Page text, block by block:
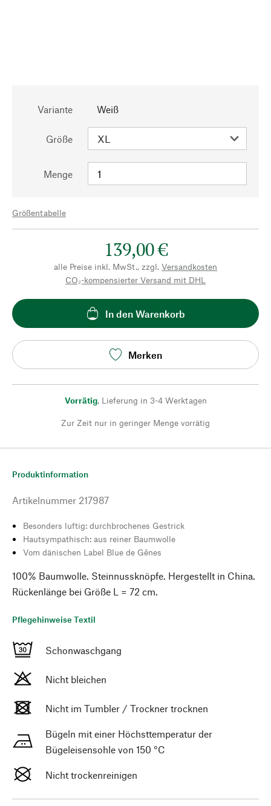
Variante Weiß
Größe
Menge
Größentabelle
139,00 €
alle Preise inkl. MwSt., zzgl. Versandkosten
CO₂-kompensierter Versand mit DHL
In den Warenkorb
Merken
Vorrätig, Lieferung in 3-4 Werktagen
Zur Zeit nur in geringer Menge vorrätig
Produktinformation
Artikelnummer 217987
Besonders luftig: durchbrochenes Gestrick
Hautsympathisch: aus reiner Baumwolle
Vom dänischen Label Blue de Gênes
100% Baumwolle. Steinnussknöpfe. Hergestellt in China.
Rückenlänge bei Größe L = 72 cm.
Pflegehinweise Textil
Schonwaschgang
Nicht bleichen
Nicht im Tumbler / Trockner trocknen
Bügeln mit einer Höchsttemperatur der
Bügeleisensohle von 150 °C
Nicht trockenreinigen